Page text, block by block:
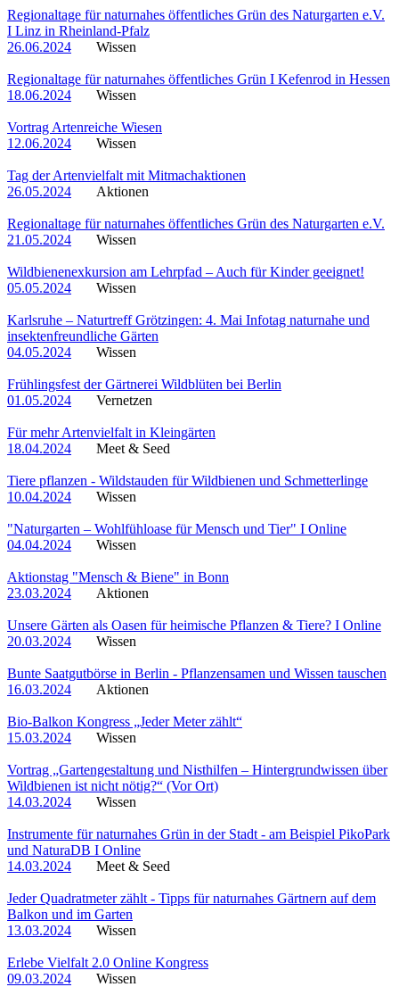
Regionaltage für naturnahes öffentliches Grün des Naturgarten e.V.
I Linz in Rheinland-Pfalz
26.06.2024
Wissen
Regionaltage für naturnahes öffentliches Grün I Kefenrod in Hessen
18.06.2024
Wissen
Vortrag Artenreiche Wiesen
12.06.2024
Wissen
Tag der Artenvielfalt mit Mitmachaktionen
26.05.2024
Aktionen
Regionaltage für naturnahes öffentliches Grün des Naturgarten e.V.
21.05.2024
Wissen
Wildbienenexkursion am Lehrpfad – Auch für Kinder geeignet!
05.05.2024
Wissen
Karlsruhe – Naturtreff Grötzingen: 4. Mai Infotag naturnahe und
insektenfreundliche Gärten
04.05.2024
Wissen
Frühlingsfest der Gärtnerei Wildblüten bei Berlin
01.05.2024
Vernetzen
Für mehr Artenvielfalt in Kleingärten
18.04.2024
Meet & Seed
Tiere pflanzen - Wildstauden für Wildbienen und Schmetterlinge
10.04.2024
Wissen
"Naturgarten – Wohlfühloase für Mensch und Tier" I Online
04.04.2024
Wissen
Aktionstag "Mensch & Biene" in Bonn
23.03.2024
Aktionen
Unsere Gärten als Oasen für heimische Pflanzen & Tiere? I Online
20.03.2024
Wissen
Bunte Saatgutbörse in Berlin - Pflanzensamen und Wissen tauschen
16.03.2024
Aktionen
Bio-Balkon Kongress „Jeder Meter zählt“
15.03.2024
Wissen
Vortrag „Gartengestaltung und Nisthilfen – Hintergrundwissen über
Wildbienen ist nicht nötig?“ (Vor Ort)
14.03.2024
Wissen
Instrumente für naturnahes Grün in der Stadt - am Beispiel PikoPark
und NaturaDB I Online
14.03.2024
Meet & Seed
Jeder Quadratmeter zählt - Tipps für naturnahes Gärtnern auf dem
Balkon und im Garten
13.03.2024
Wissen
Erlebe Vielfalt 2.0 Online Kongress
09.03.2024
Wissen